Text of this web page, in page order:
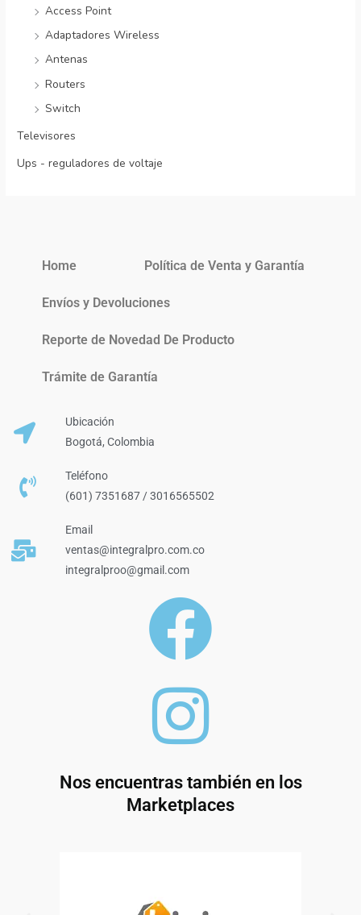
Access Point
Adaptadores Wireless
Antenas
Routers
Switch
Televisores
Ups - reguladores de voltaje
Home Política de Venta y Garantía
Envíos y Devoluciones
Reporte de Novedad De Producto
Trámite de Garantía
Ubicación
Bogotá, Colombia
Teléfono
(601) 7351687 / 3016565502
Email
ventas@integralpro.com.co
integralproo@gmail.com
Nos encuentras también en los
Marketplaces